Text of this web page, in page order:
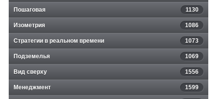
Пошаговая 1130
Изометрия 1086
Стратегии в реальном времени 1073
Подземелья 1069
Вид сверху 1556
Менеджмент 1599